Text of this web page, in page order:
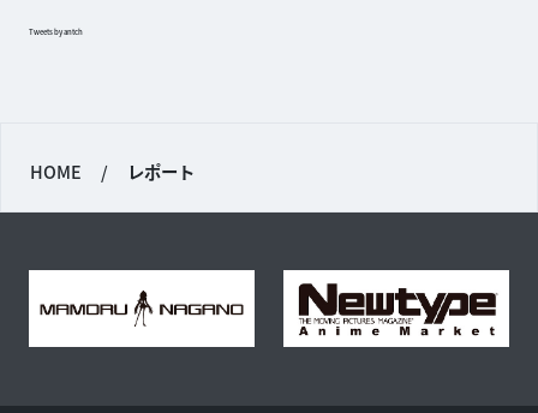
Tweets by antch
HOME / レポート